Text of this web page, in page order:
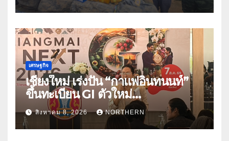
เศรษฐกิจ
เชียงใหม่ เร่งปั้น “กาแฟอินทนนท์”
ขึ้นทะเบียน GI ตัวใหม่
“CHIANGMAI GI NEXT 2026”
ติดอาวุธผู้ประกอบการ 100 ราย ดัน
สินค้าอัตลักษณ์สู่ตลาดพรีเมียม
สิงหาคม 8, 2026 NORTHERN